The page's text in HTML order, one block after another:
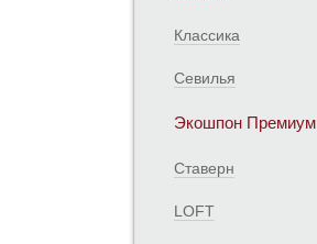
Классика
Севилья
Экошпон Премиум
Ставерн
LOFT